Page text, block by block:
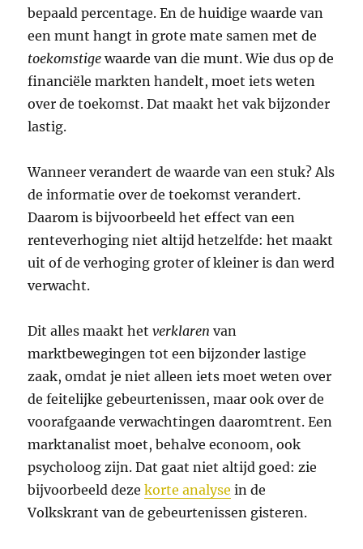
bepaald percentage. En de huidige waarde van
een munt hangt in grote mate samen met de
toekomstige waarde van die munt. Wie dus op de
financiële markten handelt, moet iets weten
over de toekomst. Dat maakt het vak bijzonder
lastig.
Wanneer verandert de waarde van een stuk? Als
de informatie over de toekomst verandert.
Daarom is bijvoorbeeld het effect van een
renteverhoging niet altijd hetzelfde: het maakt
uit of de verhoging groter of kleiner is dan werd
verwacht.
Dit alles maakt hetverklaren van
marktbewegingen tot een bijzonder lastige
zaak, omdat je niet alleen iets moet weten over
de feitelijke gebeurtenissen, maar ook over de
voorafgaande verwachtingen daaromtrent. Een
marktanalist moet, behalve econoom, ook
psycholoog zijn. Dat gaat niet altijd goed: zie
bijvoorbeeld dezekorte analyse in de
Volkskrant van de gebeurtenissen gisteren.